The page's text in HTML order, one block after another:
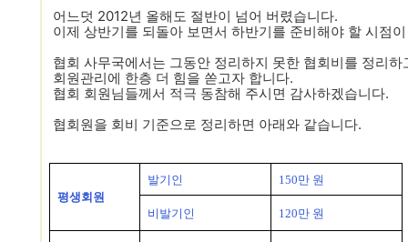
어느덧 2012년 올해도 절반이 넘어 버렸습니다.
이제 상반기를 되돌아 보면서 하반기를 준비해야 할 시점
협회 사무국에서는 그동안 정리하지 못한 협회비를 정리하
회원관리에 한층 더 힘을 쏟고자 합니다.
협회 회원님들께서 적극 동참해 주시면 감사하겠습니다.
협회원을 회비 기준으로 정리하면 아래와 같습니다.
평생회원
발기인 150만 원
비발기인 120만 원